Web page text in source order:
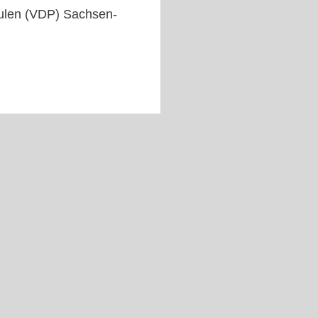
(VDP) Sachsen-